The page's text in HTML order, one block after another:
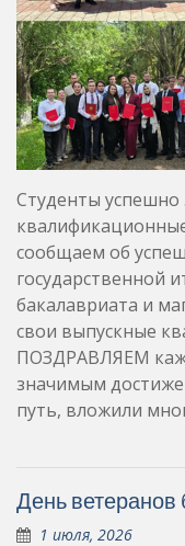
Студенты
сообщаем об
государственной
бакалавриата и
свои выпускные
ПОЗДРАВЛЯЕМ
значимым
путь, вложили
День ветеранов
1 июля, 2026